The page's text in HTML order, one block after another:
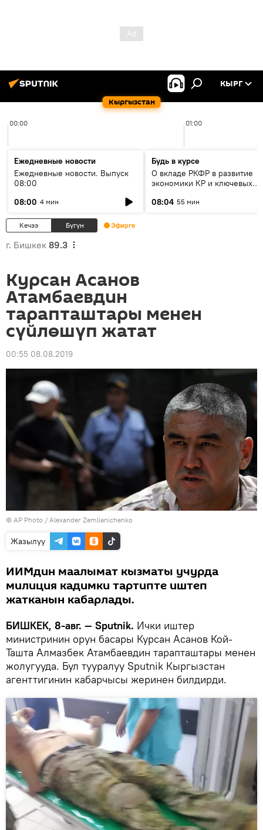
Кыргызстан
КЫРГ
00:00 01:00
Ежедневные новости
Ежедневные новости. Выпуск
08:00
08:00 4 мин
Будь в курсе
О вкладе РКФР в развитие
экономики КР и ключевых
08:04 55 мин
Кечээ Бүгүн Эфирге
г. Бишкек 89.3
Курсан Асанов
Атамбаевдин
тарапташтары менен
сүйлөшүп жатат
00:55 08.08.2019
© AP Photo / Alexander Zemlianichenko
Жазылуу
ИИМдин маалымат кызматы учурда
милиция кадимки тартипте иштеп
жатканын кабарлады.
БИШКЕК, 8-авг. — Sputnik. Ички иштер
министринин орун басары Курсан Асанов Кой-
Ташта Алмазбек Атамбаевдин тарапташтары менен
жолугууда. Бул тууралуу Sputnik Кыргызстан
агенттигинин кабарчысы жеринен билдирди.